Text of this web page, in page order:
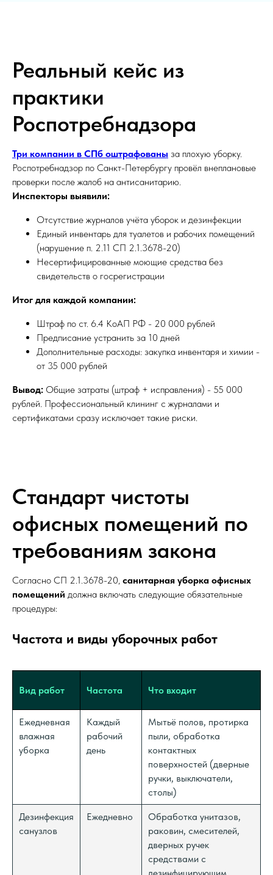
Реальный кейс из
практики
Роспотребнадзора
Три компании в СПб оштрафованы за плохую уборку.
Роспотребнадзор по Санкт-Петербургу провёл внеплановые
проверки после жалоб на антисанитарию.
Инспекторы выявили:
Отсутствие журналов учёта уборок и дезинфекции
Единый инвентарь для туалетов и рабочих помещений
(нарушение п. 2.11 СП 2.1.3678-20)
Несертифицированные моющие средства без
свидетельств о госрегистрации
Итог для каждой компании:
Штраф по ст. 6.4 КоАП РФ - 20 000 рублей
Предписание устранить за 10 дней
Дополнительные расходы: закупка инвентаря и химии -
от 35 000 рублей
Вывод: Общие затраты (штраф + исправления) - 55 000
рублей. Профессиональный клининг с журналами и
сертификатами сразу исключает такие риски.
Стандарт чистоты
офисных помещений по
требованиям закона
Согласно СП 2.1.3678-20, санитарная уборка офисных
помещений должна включать следующие обязательные
процедуры:
Частота и виды уборочных работ
Вид работ Частота Что входит
Ежедневная
влажная
уборка
Каждый
рабочий
день
Мытьё полов, протирка
пыли, обработка
контактных
поверхностей (дверные
ручки, выключатели,
столы)
Дезинфекция
санузлов
Ежедневно
Обработка унитазов,
раковин, смесителей,
дверных ручек
средствами с